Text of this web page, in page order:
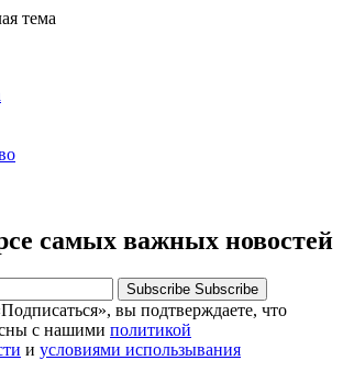
тема
самых важных новостей
Subscribe Subscribe
вы подтверждаете, что
с нашими политикой
и условиями использывания